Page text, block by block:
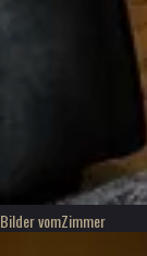
Bilder vomZimmer